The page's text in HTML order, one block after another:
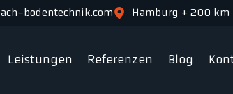
bodentechnik.com Hamburg + 200 km
Leistungen Referenzen Blog